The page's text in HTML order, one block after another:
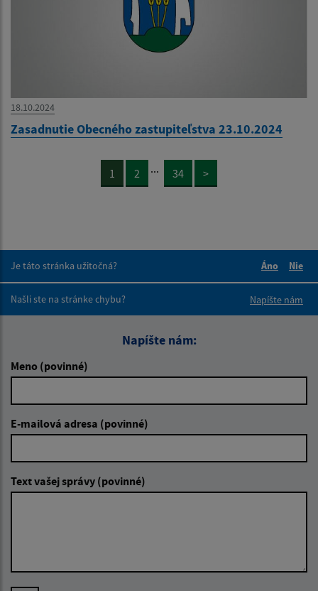
18.10.2024
Zasadnutie Obecného zastupiteľstva 23.10.2024
1 2 ... 34 >
Je táto stránka užitočná?
Áno
Nie
Našli ste na stránke chybu?
Napíšte nám
Napíšte nám:
Meno (povinné)
E-mailová adresa (povinné)
Text vašej správy (povinné)